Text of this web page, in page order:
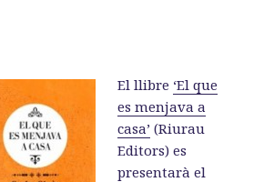
El llibre ‘El que
es menjava a
casa’ (Riurau
Editors) es
presentarà el